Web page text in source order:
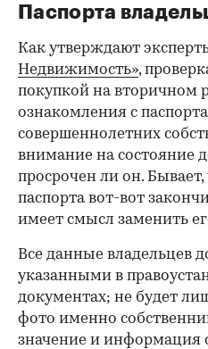
Паспорта
Как утверждают
Недвижимость»,
покупкой на вторичном
ознакомления с
совершеннолетних
внимание на состояние
просрочен ли он. Бывает,
паспорта вот-вот
имеет смысл заменить
Все данные владельцев
указанными в
документах; не будет
фото именно
значение и информация